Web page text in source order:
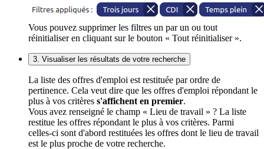
Vous pouvez supprimer les filtres un par un ou tout
réinitialiser en cliquant sur le bouton « Tout réinitialiser ».
3. Visualiser les résultats de votre recherche
La liste des offres d'emploi est restituée par ordre de
pertinence. Cela veut dire que les offres d'emploi répondant le
plus à vos critères s'affichent en premier.
Vous avez renseigné le champ « Lieu de travail » ? La liste
restitue les offres répondant le plus à vos critères. Parmi
celles-ci sont d'abord restituées les offres dont le lieu de travail
est le plus proche de votre recherche.